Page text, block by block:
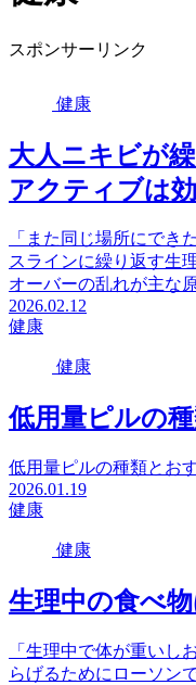
スポンサーリンク
健康
大人ニキビが
アクティブは
「また同じ場所にで
スラインに繰り返す生
オーバーの乱れが主な
2026.02.12
健康
健康
低用量ピルの
低用量ピルの種類とお
2026.01.19
健康
健康
生理中の食べ
「生理中で体が重いし
らげるためにローソン